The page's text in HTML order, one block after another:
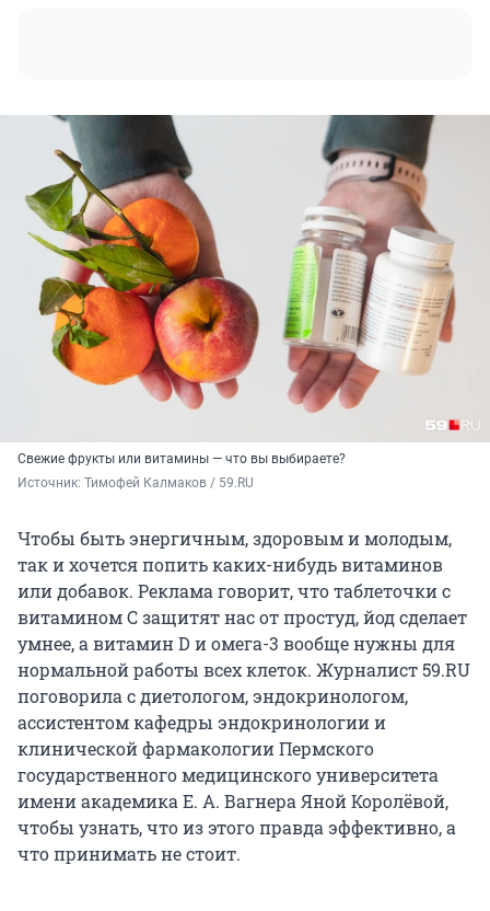
Свежие фрукты или витамины — что вы выбираете?
Источник: Тимофей Калмаков / 59.RU
Чтобы быть энергичным, здоровым и молодым,
так и хочется попить каких-нибудь витаминов
или добавок. Реклама говорит, что таблеточки с
витамином C защитят нас от простуд, йод сделает
умнее, а витамин D и омега-3 вообще нужны для
нормальной работы всех клеток. Журналист 59.RU
поговорила с диетологом, эндокринологом,
ассистентом кафедры эндокринологии и
клинической фармакологии Пермского
государственного медицинского университета
имени академика Е. А. Вагнера Яной Королёвой,
чтобы узнать, что из этого правда эффективно, а
что принимать не стоит.